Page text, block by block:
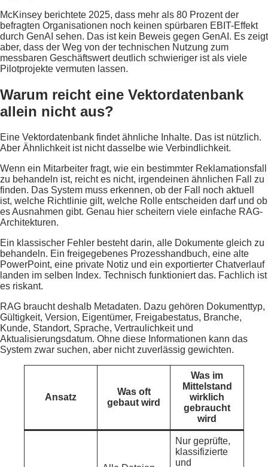
McKinsey berichtete 2025, dass mehr als 80 Prozent der
befragten Organisationen noch keinen spürbaren EBIT-Effekt
durch GenAI sehen. Das ist kein Beweis gegen GenAI. Es zeigt
aber, dass der Weg von der technischen Nutzung zum
messbaren Geschäftswert deutlich schwieriger ist als viele
Pilotprojekte vermuten lassen.
Warum reicht eine Vektordatenbank
allein nicht aus?
Eine Vektordatenbank findet ähnliche Inhalte. Das ist nützlich.
Aber Ähnlichkeit ist nicht dasselbe wie Verbindlichkeit.
Wenn ein Mitarbeiter fragt, wie ein bestimmter Reklamationsfall
zu behandeln ist, reicht es nicht, irgendeinen ähnlichen Fall zu
finden. Das System muss erkennen, ob der Fall noch aktuell
ist, welche Richtlinie gilt, welche Rolle entscheiden darf und ob
es Ausnahmen gibt. Genau hier scheitern viele einfache RAG-
Architekturen.
Ein klassischer Fehler besteht darin, alle Dokumente gleich zu
behandeln. Ein freigegebenes Prozesshandbuch, eine alte
PowerPoint, eine private Notiz und ein exportierter Chatverlauf
landen im selben Index. Technisch funktioniert das. Fachlich ist
es riskant.
RAG braucht deshalb Metadaten. Dazu gehören Dokumenttyp,
Gültigkeit, Version, Eigentümer, Freigabestatus, Branche,
Kunde, Standort, Sprache, Vertraulichkeit und
Aktualisierungsdatum. Ohne diese Informationen kann das
System zwar suchen, aber nicht zuverlässig gewichten.
Ansatz
Was oft
gebaut wird
Was im
Mittelstand
wirklich
gebraucht
wird
Nur geprüfte,
klassifizierte
und